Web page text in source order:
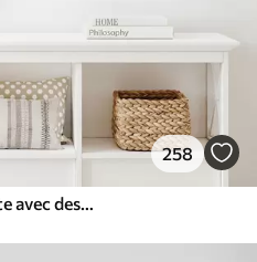
258
Imitation de peinture abstraite avec des cercles orange et gris, des feuilles et des branches, style moderne, effet aquarelle